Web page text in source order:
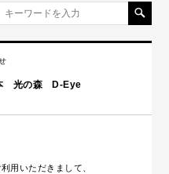
光の森 D-Eye
用いただきまして、